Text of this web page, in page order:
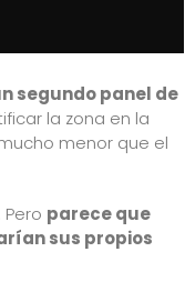
segundo panel de
la zona en la
menor que el
parece que
sus propios